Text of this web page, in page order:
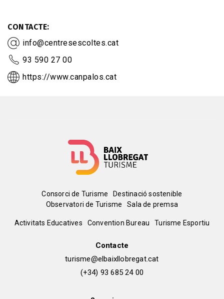
CONTACTE
info@centresescoltes.cat
93 590 27 00
https://www.canpalos.cat
Menú
del
Consorci de Turisme
Destinació sostenible
Observatori de Turisme
Sala de premsa
Peu
Activitats Educatives Convention Bureau Turisme Esportiu
Contacte
turisme@elbaixllobregat.cat
(+34) 93 685 24 00